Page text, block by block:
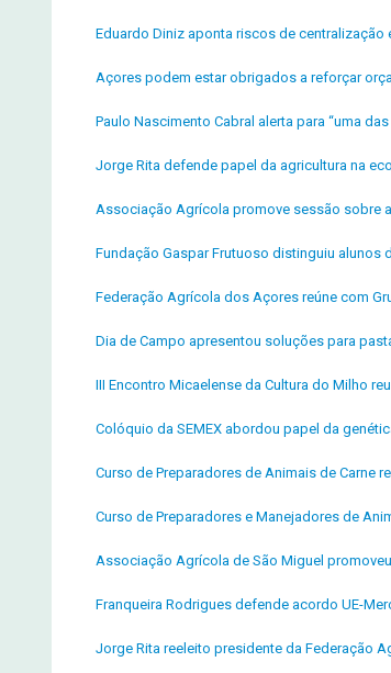
Eduardo Diniz aponta riscos de
Açores podem estar obrigados a reforçar
Paulo Nascimento Cabral alerta para “uma
Jorge Rita defende papel da agricultura na
Associação Agrícola promove sessão sobre
Fundação Gaspar Frutuoso distinguiu alunos
Federação Agrícola dos Açores reúne com
Dia de Campo apresentou soluções para
III Encontro Micaelense da Cultura do Milho
Colóquio da SEMEX abordou papel da
Curso de Preparadores de Animais de Carne
Curso de Preparadores e Manejadores de
Associação Agrícola de São Miguel
Franqueira Rodrigues defende acordo UE-
Jorge Rita reeleito presidente da Federação